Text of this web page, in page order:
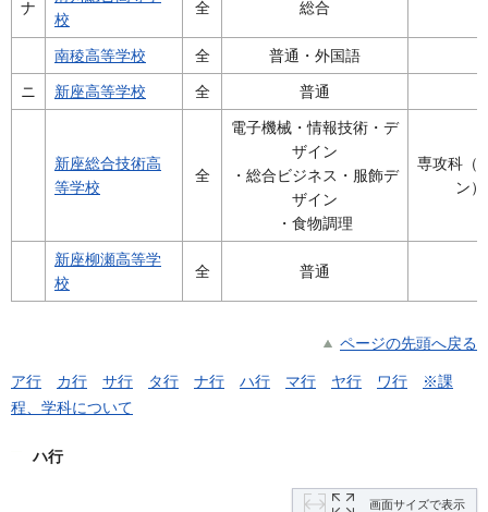
ナ
校
全 総合
南稜高等学校 全 普通・外国語
ニ 新座高等学校 全 普通
新座総合技術高
等学校
全
電子機械・情報技術・デ
ザイン
・総合ビジネス・服飾デ
ザイン
・食物調理
専攻科（
ン）
新座柳瀬高等学
校
全 普通
ページの先頭へ戻る
ア行 カ行 サ行 タ行 ナ行 ハ行 マ行 ヤ行 ワ行
※課
程、学科について
ハ行
画面サイズで表示